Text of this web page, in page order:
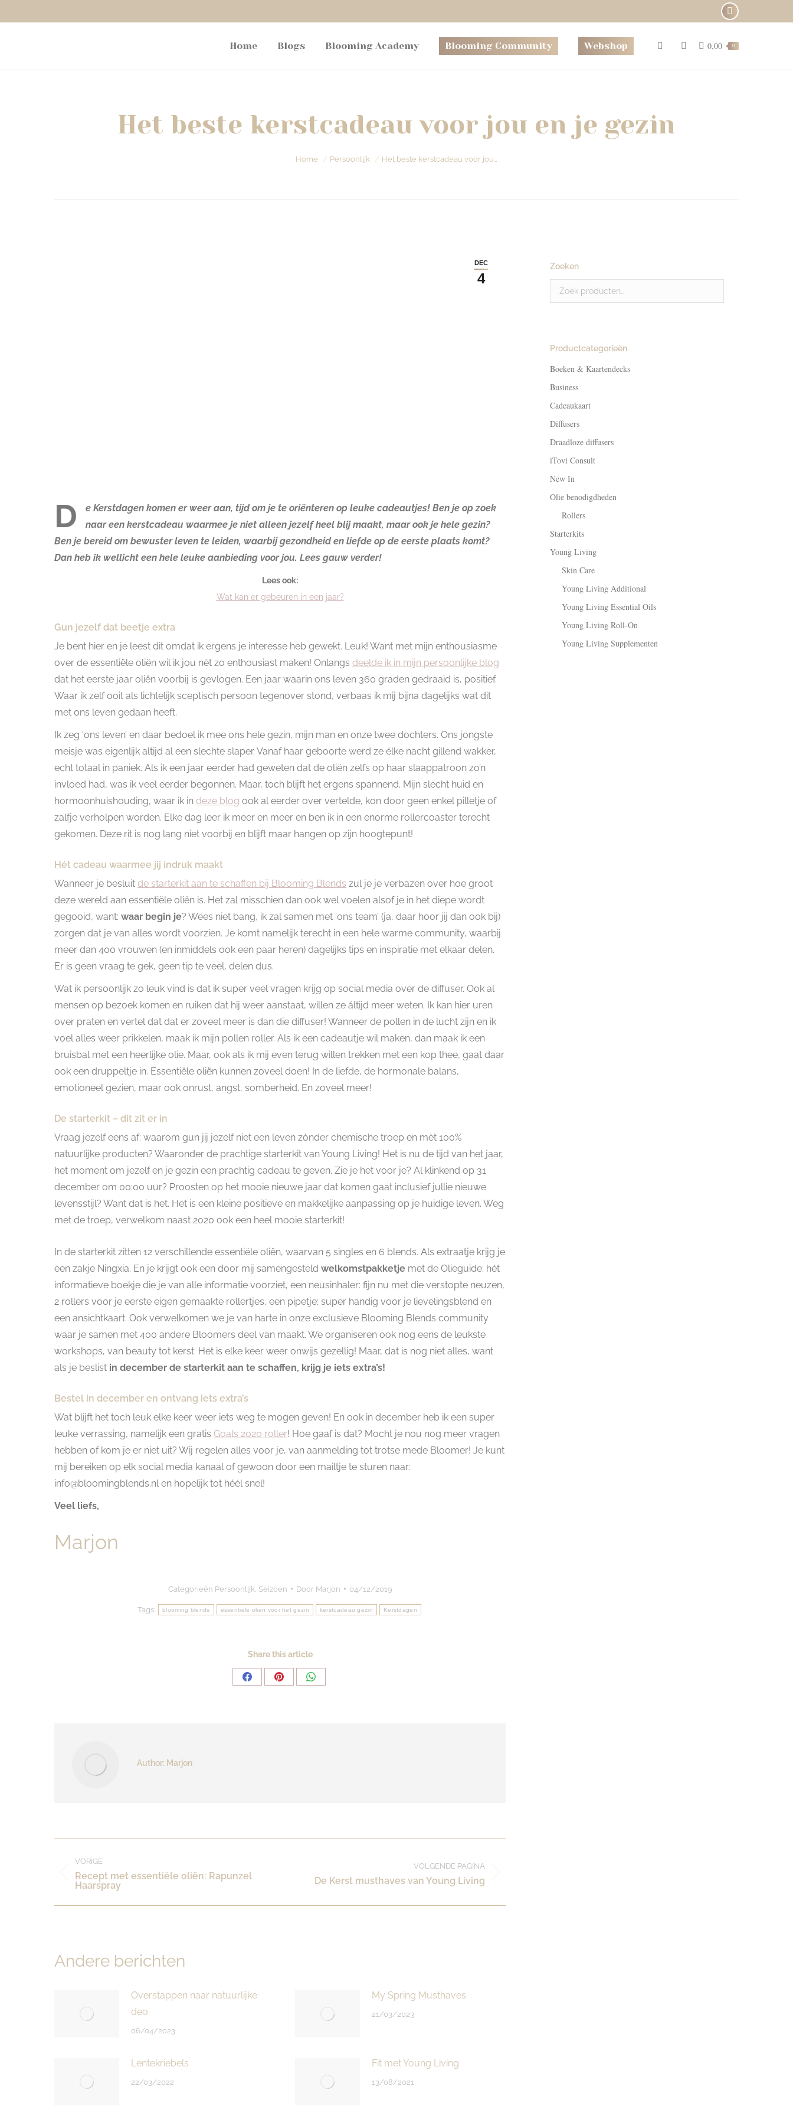
Instagram
in
Home Blogs Blooming Academy Blooming Community Webshop Search:0,00 0
Het beste kerstcadeau voor jou en je gezin
Home Persoonlijk Het beste kerstcadeau voor jou…
DEC
4
D
e Kerstdagen komen er weer aan, tijd om je te oriënteren op leuke cadeautjes! Ben je op zoek
naar een kerstcadeau waarmee je niet alleen jezelf heel blij maakt, maar ook je hele gezin?
Ben je bereid om bewuster leven te leiden, waarbij gezondheid en liefde op de eerste plaats komt?
Dan heb ik wellicht een hele leuke aanbieding voor jou. Lees gauw verder!
Lees ook:
Wat kan er gebeuren in een jaar?
Gun jezelf dat beetje extra
Je bent hier en je leest dit omdat ik ergens je interesse heb gewekt. Leuk! Want met mijn enthousiasme
over de essentiële oliën wil ik jou nèt zo enthousiast maken! Onlangs deelde ik in mijn persoonlijke blog
dat het eerste jaar oliën voorbij is gevlogen. Een jaar waarin ons leven 360 graden gedraaid is, positief.
Waar ik zelf ooit als lichtelijk sceptisch persoon tegenover stond, verbaas ik mij bijna dagelijks wat dit
met ons leven gedaan heeft.
Ik zeg ‘ons leven’ en daar bedoel ik mee ons hele gezin, mijn man en onze twee dochters. Ons jongste
meisje was eigenlijk altijd al een slechte slaper. Vanaf haar geboorte werd ze élke nacht gillend wakker,
echt totaal in paniek. Als ik een jaar eerder had geweten dat de oliën zelfs op haar slaappatroon zo’n
invloed had, was ik veel eerder begonnen. Maar, toch blijft het ergens spannend. Mijn slecht huid en
hormoonhuishouding, waar ik in deze blog ook al eerder over vertelde, kon door geen enkel pilletje of
zalfje verholpen worden. Elke dag leer ik meer en meer en ben ik in een enorme rollercoaster terecht
gekomen. Deze rit is nog lang niet voorbij en blijft maar hangen op zijn hoogtepunt!
Hét cadeau waarmee jij indruk maakt
Wanneer je besluit de starterkit aan te schaffen bij Blooming Blends zul je je verbazen over hoe groot
deze wereld aan essentiële oliën is. Het zal misschien dan ook wel voelen alsof je in het diepe wordt
gegooid, want: waar begin je? Wees niet bang, ik zal samen met ‘ons team’ (ja, daar hoor jij dan ook bij)
zorgen dat je van alles wordt voorzien. Je komt namelijk terecht in een hele warme community, waarbij
meer dan 400 vrouwen (en inmiddels ook een paar heren) dagelijks tips en inspiratie met elkaar delen.
Er is geen vraag te gek, geen tip te veel, delen dus.
Wat ik persoonlijk zo leuk vind is dat ik super veel vragen krijg op social media over de diffuser. Ook al
mensen op bezoek komen en ruiken dat hij weer aanstaat, willen ze áltijd meer weten. Ik kan hier uren
over praten en vertel dat dat er zoveel meer is dan die diffuser! Wanneer de pollen in de lucht zijn en ik
voel alles weer prikkelen, maak ik mijn pollen roller. Als ik een cadeautje wil maken, dan maak ik een
bruisbal met een heerlijke olie. Maar, ook als ik mij even terug willen trekken met een kop thee, gaat daar
ook een druppeltje in. Essentiële oliën kunnen zoveel doen! In de liefde, de hormonale balans,
emotioneel gezien, maar ook onrust, angst, somberheid. En zoveel meer!
De starterkit – dit zit er in
Vraag jezelf eens af: waarom gun jij jezelf niet een leven zònder chemische troep en mèt 100%
natuurlijke producten? Waaronder de prachtige starterkit van Young Living! Het is nu de tijd van het jaar,
het moment om jezelf en je gezin een prachtig cadeau te geven. Zie je het voor je? Al klinkend op 31
december om 00:00 uur? Proosten op het mooie nieuwe jaar dat komen gaat inclusief jullie nieuwe
levensstijl? Want dat is het. Het is een kleine positieve en makkelijke aanpassing op je huidige leven. Weg
met de troep, verwelkom naast 2020 ook een heel mooie starterkit!
In de starterkit zitten 12 verschillende essentiële oliën, waarvan 5 singles en 6 blends. Als extraatje krijg je
een zakje Ningxia. En je krijgt ook een door mij samengesteld welkomstpakketje met de Olieguide: hét
informatieve boekje die je van alle informatie voorziet, een neusinhaler: fijn nu met die verstopte neuzen,
2 rollers voor je eerste eigen gemaakte rollertjes, een pipetje: super handig voor je lievelingsblend en
een ansichtkaart. Ook verwelkomen we je van harte in onze exclusieve Blooming Blends community
waar je samen met 400 andere Bloomers deel van maakt. We organiseren ook nog eens de leukste
workshops, van beauty tot kerst. Het is elke keer weer onwijs gezellig! Maar, dat is nog niet alles, want
als je beslist in december de starterkit aan te schaffen, krijg je iets extra’s!
Bestel in december en ontvang iets extra’s
Wat blijft het toch leuk elke keer weer iets weg te mogen geven! En ook in december heb ik een super
leuke verrassing, namelijk een gratis Goals 2020 roller! Hoe gaaf is dat? Mocht je nou nog meer vragen
hebben of kom je er niet uit? Wij regelen alles voor je, van aanmelding tot trotse mede Bloomer! Je kunt
mij bereiken op elk social media kanaal of gewoon door een mailtje te sturen naar:
info@bloomingblends.nl en hopelijk tot héél snel!
Veel liefs,
Marjon
Categorieën Persoonlijk Seizoen Door Marjon 04/12/2019
Tags: blooming blends essentiële oliën voor het gezin kerstcadeau gezin Kerstdagen
Share this article
Share Share Share
Author: Marjon
Post
navigation
VORIGE
Vorig
Recept met essentiële oliën: Rapunzel
Haarspray
VOLGENDE PAGINA
Volgende
De Kerst musthaves van Young Living
Andere berichten
Overstappen naar natuurlijke
deo
06/04/2023
My Spring Musthaves
21/03/2023
Lentekriebels
22/03/2022
Fit met Young Living
13/08/2021
Zoeken
Productcategorieën
Boeken & Kaartendecks
Business
Cadeaukaart
Diffusers
Draadloze diffusers
iTovi Consult
New In
Olie benodigdheden
Rollers
Starterkits
Young Living
Skin Care
Young Living Additional
Young Living Essential Oils
Young Living Roll-On
Young Living Supplementen